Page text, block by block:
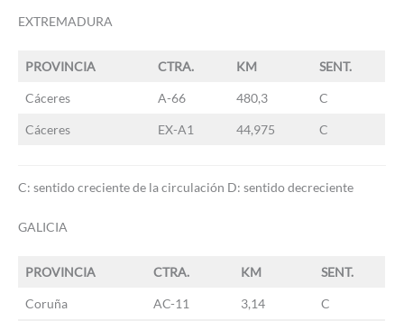
EXTREMADURA
PROVINCIA CTRA. KM SENT.
Cáceres A-66 480,3 C
Cáceres EX-A1 44,975 C
C: sentido creciente de la circulación D: sentido decreciente
GALICIA
PROVINCIA CTRA. KM SENT.
Coruña AC-11 3,14 C